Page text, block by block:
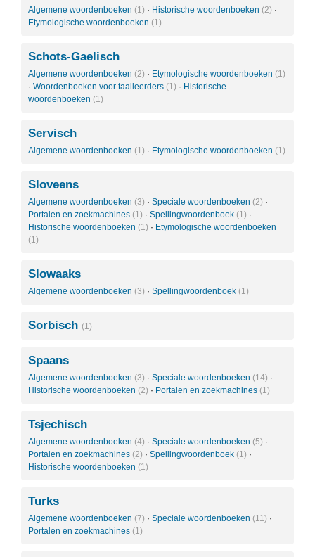
Algemene woordenboeken (1) · Historische woordenboeken (2) ·
Etymologische woordenboeken (1)
Schots-Gaelisch
Algemene woordenboeken (2) · Etymologische woordenboeken (1)
· Woordenboeken voor taalleerders (1) · Historische
woordenboeken (1)
Servisch
Algemene woordenboeken (1) · Etymologische woordenboeken (1)
Sloveens
Algemene woordenboeken (3) · Speciale woordenboeken (2) ·
Portalen en zoekmachines (1) · Spellingwoordenboek (1) ·
Historische woordenboeken (1) · Etymologische woordenboeken
(1)
Slowaaks
Algemene woordenboeken (3) · Spellingwoordenboek (1)
Sorbisch (1)
Spaans
Algemene woordenboeken (3) · Speciale woordenboeken (14) ·
Historische woordenboeken (2) · Portalen en zoekmachines (1)
Tsjechisch
Algemene woordenboeken (4) · Speciale woordenboeken (5) ·
Portalen en zoekmachines (2) · Spellingwoordenboek (1) ·
Historische woordenboeken (1)
Turks
Algemene woordenboeken (7) · Speciale woordenboeken (11) ·
Portalen en zoekmachines (1)